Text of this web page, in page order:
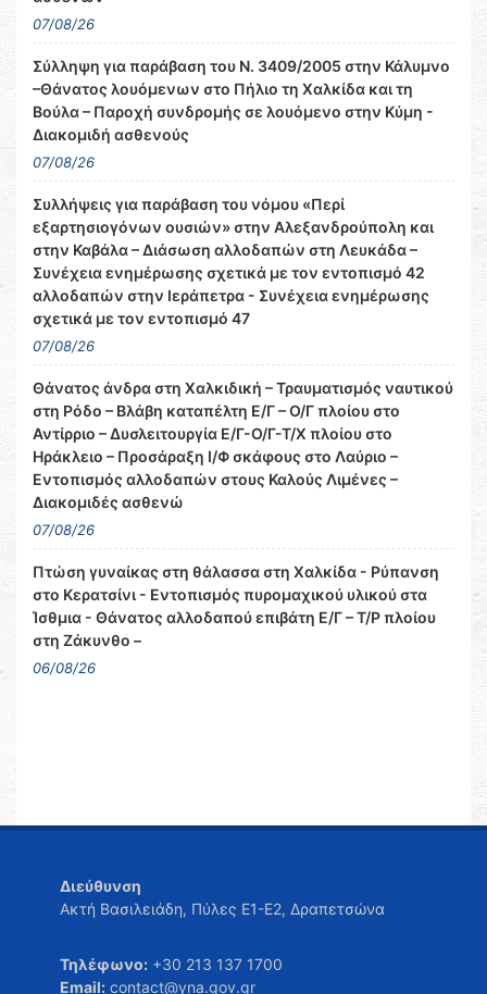
07/08/26
Σύλληψη για παράβαση του Ν. 3409/2005 στην Κάλυμνο
–Θάνατος λουόμενων στο Πήλιο τη Χαλκίδα και τη
Βούλα – Παροχή συνδρομής σε λουόμενο στην Κύμη -
Διακομιδή ασθενούς
07/08/26
Συλλήψεις για παράβαση του νόμου «Περί
εξαρτησιογόνων ουσιών» στην Αλεξανδρούπολη και
στην Καβάλα – Διάσωση αλλοδαπών στη Λευκάδα –
Συνέχεια ενημέρωσης σχετικά με τον εντοπισμό 42
αλλοδαπών στην Ιεράπετρα - Συνέχεια ενημέρωσης
σχετικά με τον εντοπισμό 47
07/08/26
Θάνατος άνδρα στη Χαλκιδική – Τραυματισμός ναυτικού
στη Ρόδο – Βλάβη καταπέλτη Ε/Γ – Ο/Γ πλοίου στο
Αντίρριο – Δυσλειτουργία Ε/Γ-Ο/Γ-Τ/Χ πλοίου στο
Ηράκλειο – Προσάραξη Ι/Φ σκάφους στο Λαύριο –
Εντοπισμός αλλοδαπών στους Καλούς Λιμένες –
Διακομιδές ασθενώ
07/08/26
Πτώση γυναίκας στη θάλασσα στη Χαλκίδα - Ρύπανση
στο Κερατσίνι - Εντοπισμός πυρομαχικού υλικού στα
Ίσθμια - Θάνατος αλλοδαπού επιβάτη Ε/Γ – Τ/Ρ πλοίου
στη Ζάκυνθο –
06/08/26
Διεύθυνση
Ακτή Βασιλειάδη, Πύλες Ε1-Ε2, Δραπετσώνα
Τηλέφωνο: +30 213 137 1700
Email: contact@yna.gov.gr